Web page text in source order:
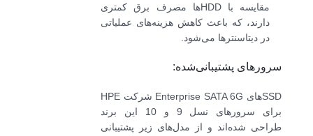
مقایسه با HDDها مصرف برق کمتری
دارند، که باعث کاهش هزینه‌های عملیاتی
در دیتاسنترها می‌شود.
سرورهای پشتیبانی‌شده:
SSDهای Enterprise SATA 6G شرکت HPE
برای سرورهای نسل 9 و 10 این برند
طراحی شده‌اند و از مدل‌های زیر پشتیبانی